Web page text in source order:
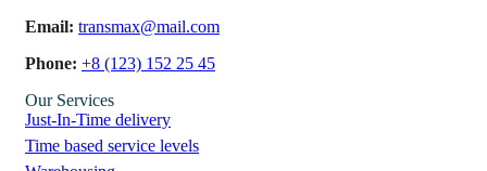
Email: transmax@mail.com
Phone: +8 (123) 152 25 45
Our Services
Just-In-Time delivery
Time based service levels